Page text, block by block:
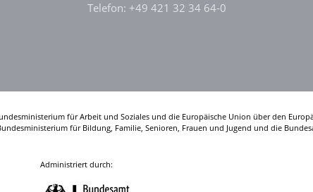
Telefon: +49 421 32 34 64-0
für Arbeit und Soziales und die Europäische Union über den
für Bildung, Familie, Senioren, Frauen und Jugend und die
Administriert durch: